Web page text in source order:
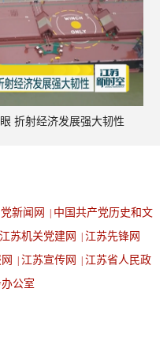
折射经济发展强大韧性
新闻网
中国共产党历史和文
江苏机关党建网
江苏先锋网
江苏宣传网
江苏省人民政
公室